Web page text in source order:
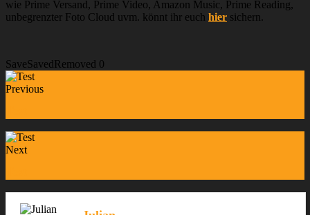
wie Prime Versand, Prime Video, Amazon Music, Prime Reading,
unbegrenzter Foto Cloud uvm. könnt ihr euch hier sichern.
SaveSavedRemoved 0
Previous
Next